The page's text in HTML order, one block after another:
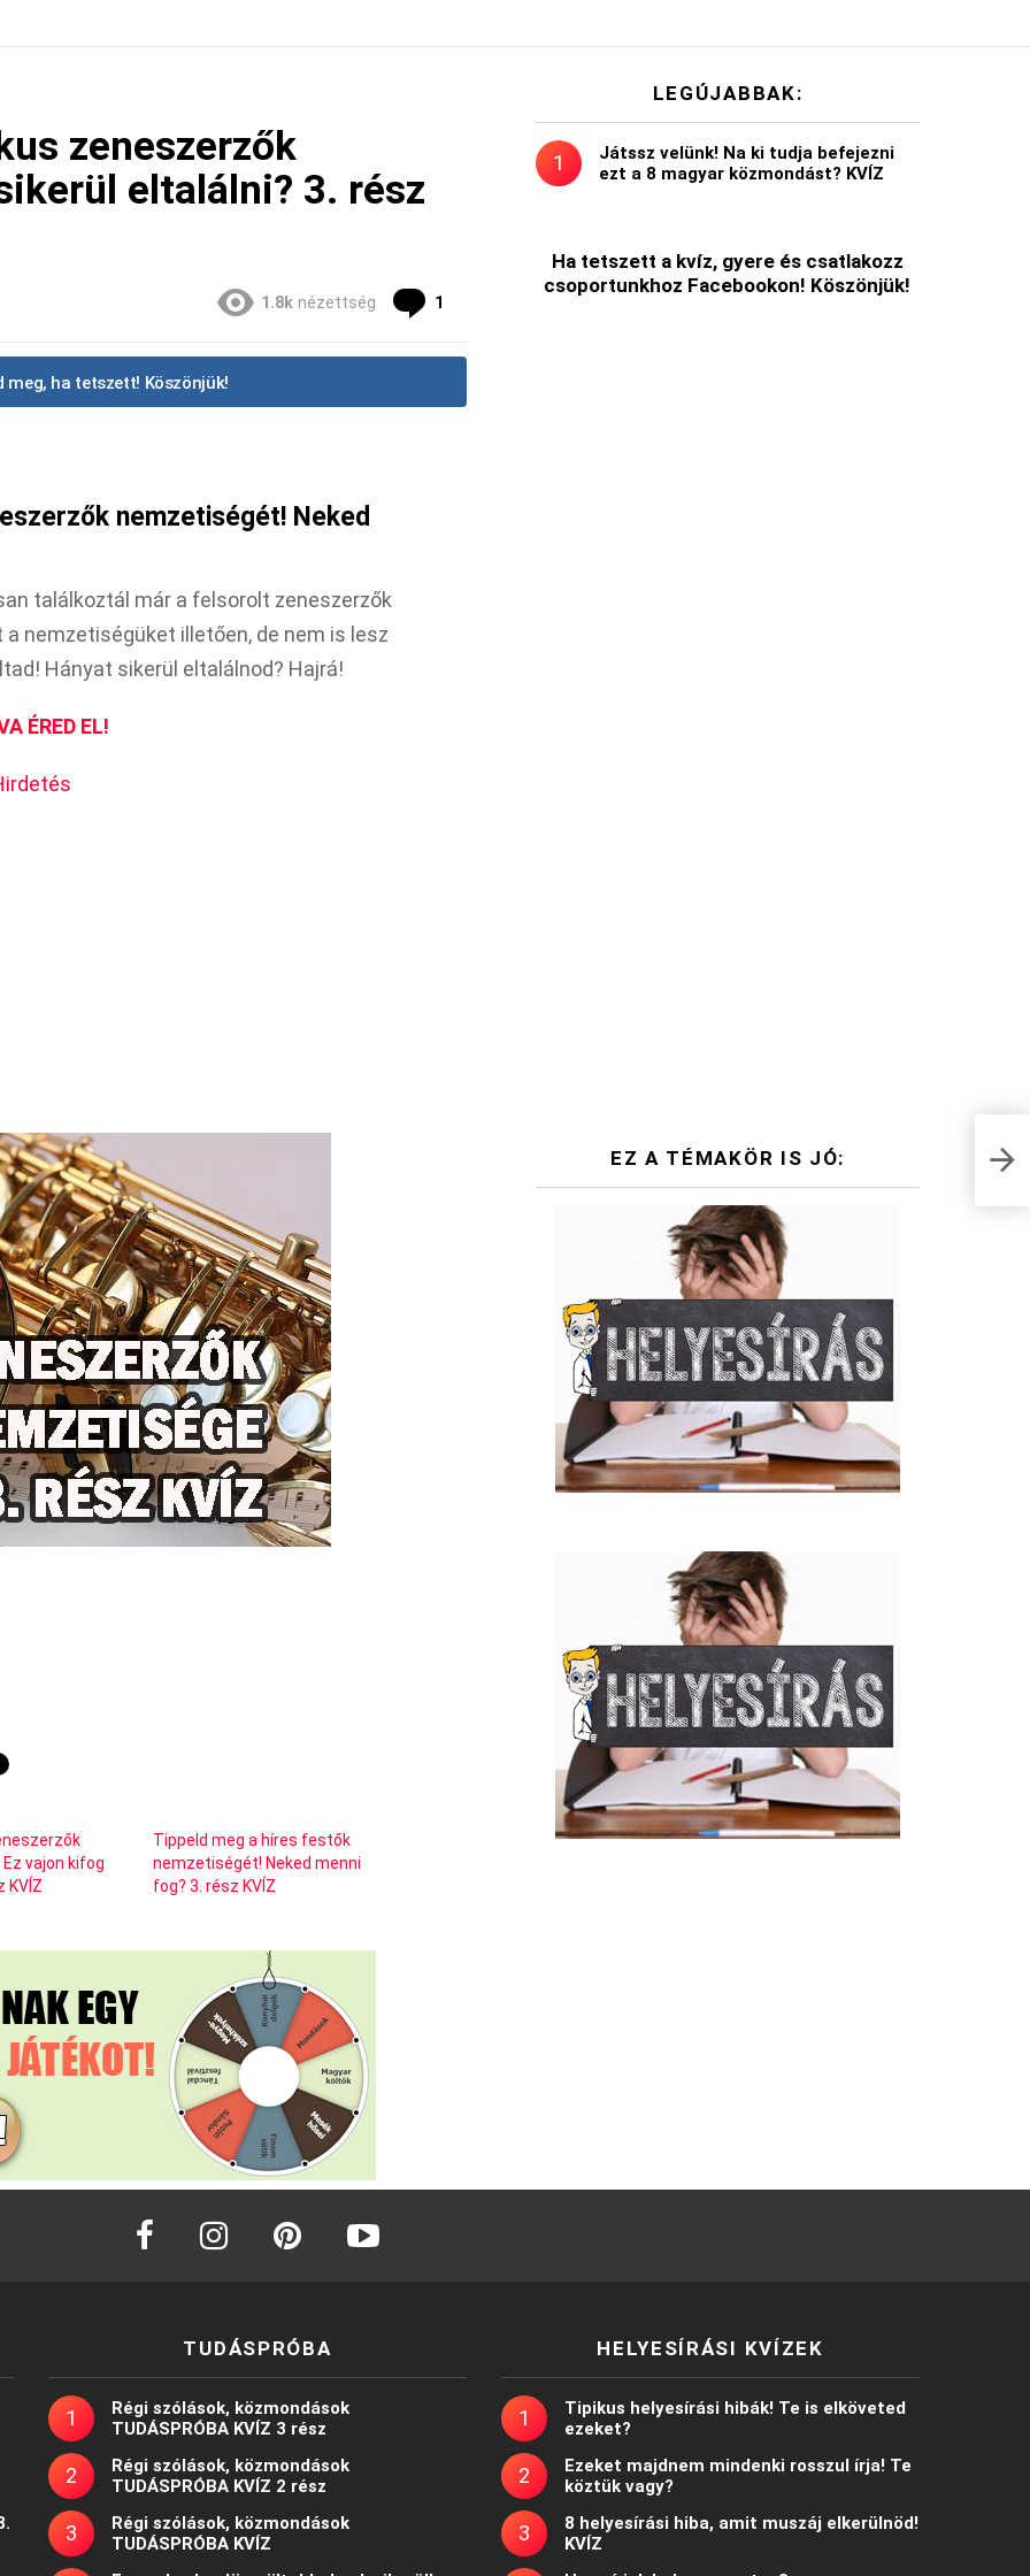
zeneszerzők
eltalálni? 3. rész
1.8k nézettség 1
meg, ha tetszett! Köszönjük!
nemzetiségét! Neked
találkoztál már a felsorolt zeneszerzők
nemzetiségüket illetően, de nem is lesz
Hányat sikerül eltalálnod? Hajrá!
ÉRED EL!
vajon kifog
KVÍZ
Tippeld meg a híres festők
nemzetiségét! Neked menni
fog? 3. rész KVÍZ
KVÍZ
LEGÚJABBAK:
Játssz velünk! Na ki tudja befejezni
ezt a 8 magyar közmondást? KVÍZ
Ha tetszett a kvíz, gyere és csatlakozz
csoportunkhoz Facebookon! Köszönjük!
EZ A TÉMAKÖR IS JÓ:
facebook instagram
TUDÁSPRÓBA
Régi szólások, közmondások
TUDÁSPRÓBA KVÍZ 3 rész
Régi szólások, közmondások
TUDÁSPRÓBA KVÍZ 2 rész
Régi szólások, közmondások
TUDÁSPRÓBA KVÍZ
HELYESÍRÁSI KVÍZEK
Tipikus helyesírási hibák! Te is elköveted
ezeket?
Ezeket majdnem mindenki rosszul írja! Te
köztük vagy?
8 helyesírási hiba, amit muszáj elkerülnöd!
KVÍZ